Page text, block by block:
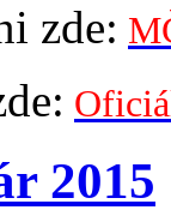
zde:
2015